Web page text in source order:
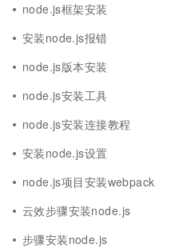
node.js框架安装
安装node.js报错
node.js版本安装
node.js安装工具
node.js安装连接教程
安装node.js设置
node.js项目安装webpack
云效步骤安装node.js
步骤安装node.js